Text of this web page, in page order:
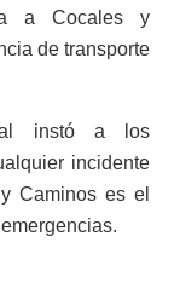
a Cocales y
de transporte
instó a los
incidente
Caminos es el